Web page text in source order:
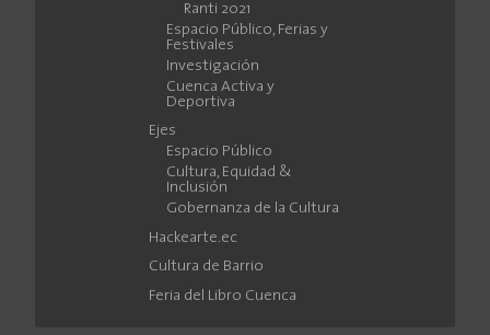
Ranti 2021
Espacio Público, Ferias y
Festivales
Investigación
Cuenca Activa y
Deportiva
Ejes
Espacio Público
Cultura, Equidad &
Inclusión
Gobernanza de la Cultura
Hackearte.ec
Cultura de Barrio
Feria del Libro Cuenca